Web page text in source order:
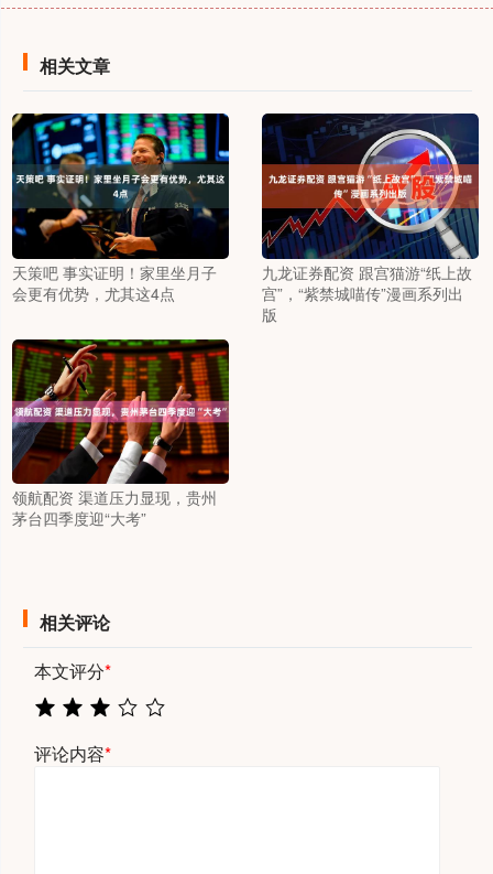
相关文章
天策吧 事实证明！家里坐月子
会更有优势，尤其这4点
九龙证券配资 跟宫猫游“纸上故
宫”，“紫禁城喵传”漫画系列出
版
领航配资 渠道压力显现，贵州
茅台四季度迎“大考”
相关评论
本文评分*
评论内容*